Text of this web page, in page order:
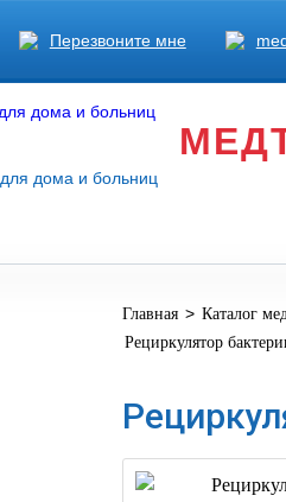
Перезвоните мне
дома и больниц
Главная > Каталог
Рециркулятор